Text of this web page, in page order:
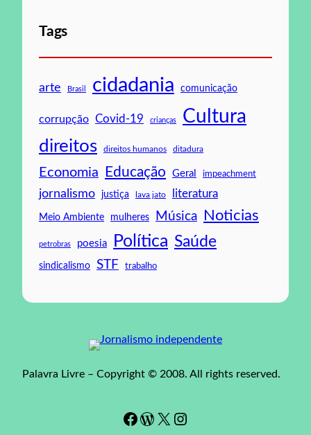
Tags
arte Brasil cidadania comunicação
corrupção Covid-19 crianças Cultura
direitos direitos humanos ditadura
Economia Educação Geral impeachment
jornalismo justiça lava jato literatura
Meio Ambiente mulheres Música Noticias
petrobras poesia Política Saúde
sindicalismo STF trabalho
Palavra Livre – Copyright © 2008. All rights reserved.
Facebook WordPress # Instagram